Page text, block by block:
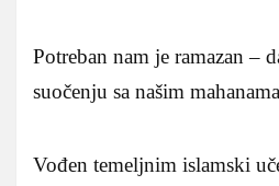
Potreban nam je ramazan –
suočenju sa našim
Vođen temeljnim islamski